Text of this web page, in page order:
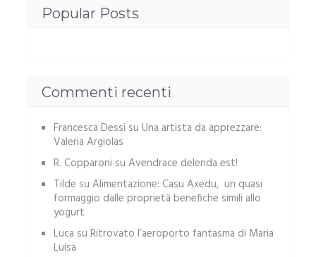
Popular Posts
Commenti recenti
Francesca Dessi su Una artista da apprezzare:
Valeria Argiolas
R. Copparoni su Avendrace delenda est!
Tilde su Alimentazione: Casu Axedu, un quasi
formaggio dalle proprietà benefiche simili allo
yogurt
Luca su Ritrovato l’aeroporto fantasma di Maria
Luisa